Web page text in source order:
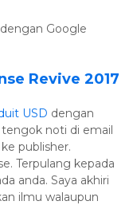
Google
Revive 2017
USD dengan
noti di email
publisher.
Terpulang kepada
anda. Saya akhiri
ilmu walaupun